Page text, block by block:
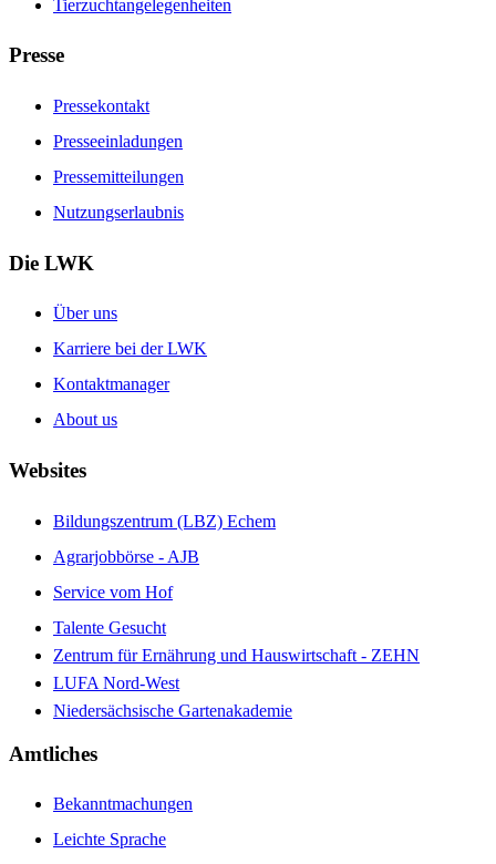
Tierzuchtangelegenheiten
Presse
Pressekontakt
Presseeinladungen
Pressemitteilungen
Nutzungserlaubnis
Die LWK
Über uns
Karriere bei der LWK
Kontaktmanager
About us
Websites
Bildungszentrum (LBZ) Echem
Agrarjobbörse - AJB
Service vom Hof
Talente Gesucht
Zentrum für Ernährung und Hauswirtschaft - ZEHN
LUFA Nord-West
Niedersächsische Gartenakademie
Amtliches
Bekanntmachungen
Leichte Sprache